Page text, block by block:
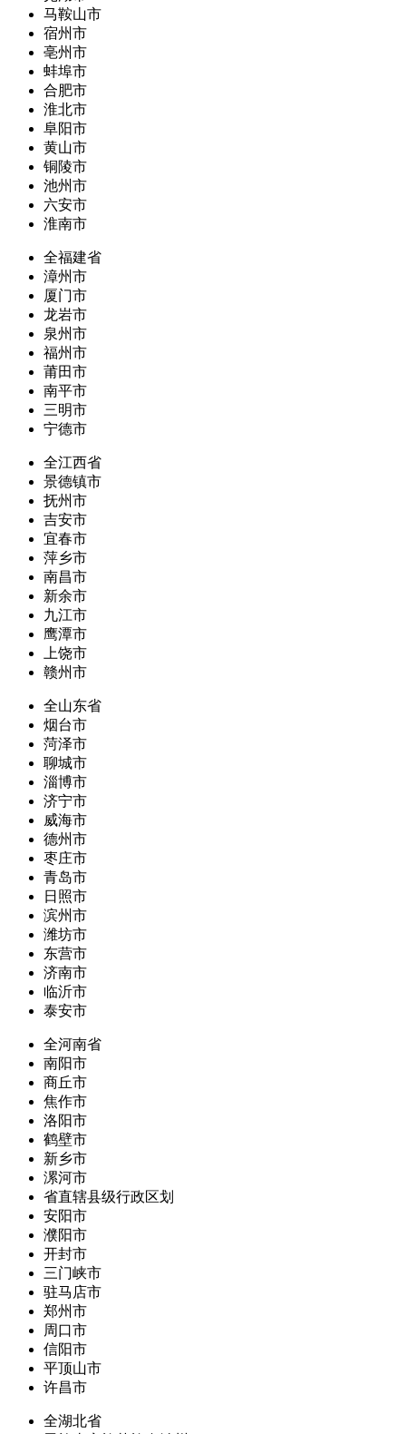
马鞍山市
宿州市
亳州市
蚌埠市
合肥市
淮北市
阜阳市
黄山市
铜陵市
池州市
六安市
淮南市
全福建省
漳州市
厦门市
龙岩市
泉州市
福州市
莆田市
南平市
三明市
宁德市
全江西省
景德镇市
抚州市
吉安市
宜春市
萍乡市
南昌市
新余市
九江市
鹰潭市
上饶市
赣州市
全山东省
烟台市
菏泽市
聊城市
淄博市
济宁市
威海市
德州市
枣庄市
青岛市
日照市
滨州市
潍坊市
东营市
济南市
临沂市
泰安市
全河南省
南阳市
商丘市
焦作市
洛阳市
鹤壁市
新乡市
漯河市
省直辖县级行政区划
安阳市
濮阳市
开封市
三门峡市
驻马店市
郑州市
周口市
信阳市
平顶山市
许昌市
全湖北省